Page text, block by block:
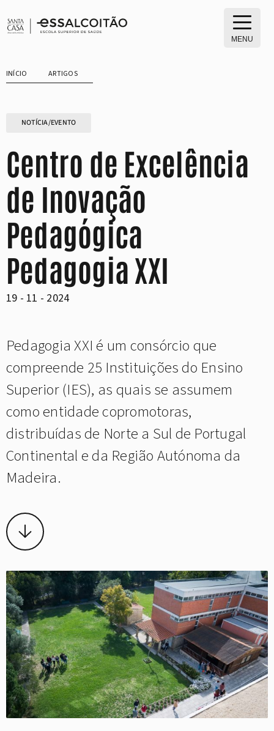
para
MENU
INÍCIO ARTIGOS
NOTÍCIA/EVENTO
Centro de Excelência
de Inovação
Pedagógica
Pedagogia XXI
19 - 11 - 2024
Pedagogia XXI é um consórcio que
compreende 25 Instituições do Ensino
Superior (IES), as quais se assumem
como entidade copromotoras,
distribuídas de Norte a Sul de Portugal
Continental e da Região Autónoma da
Madeira.